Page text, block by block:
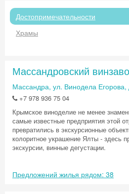
Достопримечательности
Храмы
Массандровский
Массандра, ул. Винодела Егорова,
+7 978 936 75 04
Крымское виноделие не менее
самые известные предприятия этой
превратились в экскурсионные
колоритное украшение Ялты - здесь
экскурсии, винные дегустации.
Предложений жилья рядом: 38